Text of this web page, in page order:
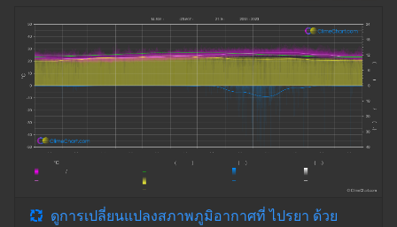
ดูการเปลี่ยนแปลงสภาพภูมิอากาศที่ ไปรยา ด้วย